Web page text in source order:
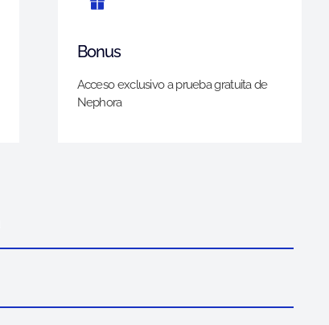
Bonus
Acceso exclusivo a prueba gratuita de
Nephora